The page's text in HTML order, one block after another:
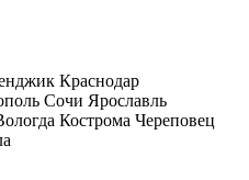
Краснодар
Сочи Ярославль
Кострома Череповец